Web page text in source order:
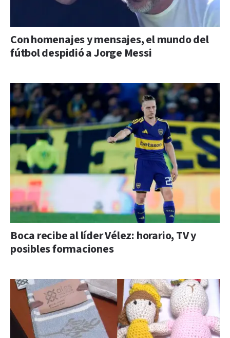
Con homenajes y mensajes, el mundo del
fútbol despidió a Jorge Messi
Boca recibe al líder Vélez: horario, TV y
posibles formaciones